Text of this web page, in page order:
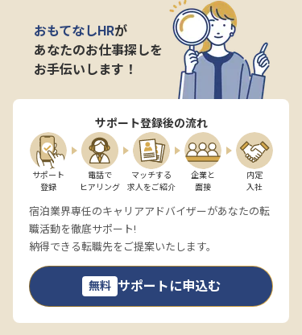
おもてなしHRが
あなたのお仕事探しを
お手伝いします！
サポート登録後の流れ
サポート
登録
電話で
ヒアリング
マッチする
求人をご紹介
企業と
面接
内定
入社
宿泊業界専任のキャリアアドバイザーがあなたの転
職活動を徹底サポート!
納得できる転職先をご提案いたします。
無料 サポートに申込む